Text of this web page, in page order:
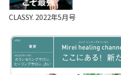
CLASSY. 2022年5月号